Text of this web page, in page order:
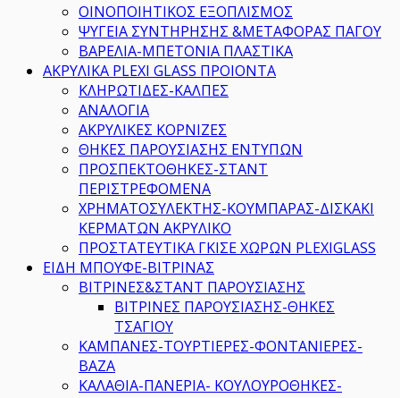
ΟΙΝΟΠΟΙΗΤΙΚΟΣ ΕΞΟΠΛΙΣΜΟΣ
ΨΥΓΕΙΑ ΣΥΝΤΗΡΗΣΗΣ &ΜΕΤΑΦΟΡΑΣ ΠΑΓΟΥ
ΒΑΡΕΛΙΑ-ΜΠΕΤΟΝΙΑ ΠΛΑΣΤΙΚΑ
ΑΚΡΥΛΙΚΑ PLEXI GLASS ΠΡΟΙΟΝΤΑ
ΚΛΗΡΩΤΙΔΕΣ-ΚΑΛΠΕΣ
ΑΝΑΛΟΓΙΑ
ΑΚΡΥΛΙΚΕΣ ΚΟΡΝΙΖΕΣ
ΘΗΚΕΣ ΠΑΡΟΥΣΙΑΣΗΣ ΕΝΤΥΠΩΝ
ΠΡΟΣΠΕΚΤΟΘΗΚΕΣ-ΣΤΑΝΤ
ΠΕΡΙΣΤΡΕΦΟΜΕΝΑ
ΧΡΗΜΑΤΟΣΥΛΕΚΤΗΣ-ΚΟΥΜΠΑΡΑΣ-ΔΙΣΚΑΚΙ
ΚΕΡΜΑΤΩΝ ΑΚΡΥΛΙΚΟ
ΠΡΟΣΤΑΤΕΥΤΙΚΑ ΓΚΙΣΕ ΧΩΡΩΝ PLEXIGLASS
ΕΙΔΗ ΜΠΟΥΦΕ-ΒΙΤΡΙΝΑΣ
ΒΙΤΡΙΝΕΣ&ΣΤΑΝΤ ΠΑΡΟΥΣΙΑΣΗΣ
ΒΙΤΡΙΝΕΣ ΠΑΡΟΥΣΙΑΣΗΣ-ΘΗΚΕΣ
ΤΣΑΓΙΟΥ
ΚΑΜΠΑΝΕΣ-ΤΟΥΡΤΙΕΡΕΣ-ΦΟΝΤΑΝΙΕΡΕΣ-
ΒΑΖΑ
ΚΑΛΑΘΙΑ-ΠΑΝΕΡΙΑ- ΚΟΥΛΟΥΡΟΘΗΚΕΣ-